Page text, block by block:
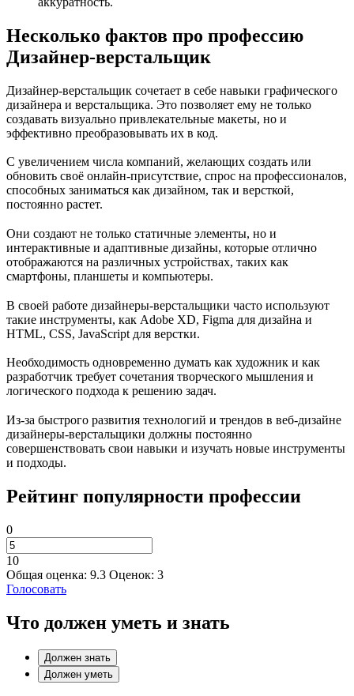
Несколько фактов про профессию
Дизайнер-верстальщик
Дизайнер-верстальщик сочетает в себе навыки графического
дизайнера и верстальщика. Это позволяет ему не только
создавать визуально привлекательные макеты, но и
эффективно преобразовывать их в код.
С увеличением числа компаний, желающих создать или
обновить своё онлайн-присутствие, спрос на профессионалов,
способных заниматься как дизайном, так и версткой,
постоянно растет.
Они создают не только статичные элементы, но и
интерактивные и адаптивные дизайны, которые отлично
отображаются на различных устройствах, таких как
смартфоны, планшеты и компьютеры.
В своей работе дизайнеры-верстальщики часто используют
такие инструменты, как Adobe XD, Figma для дизайна и
HTML, CSS, JavaScript для верстки.
Необходимость одновременно думать как художник и как
разработчик требует сочетания творческого мышления и
логического подхода к решению задач.
Из-за быстрого развития технологий и трендов в веб-дизайне
дизайнеры-верстальщики должны постоянно
совершенствовать свои навыки и изучать новые инструменты
и подходы.
Рейтинг популярности профессии
0
10
Общая оценка: 9.3 Оценок: 3
Голосовать
Что должен уметь и знать
Должен знать
Должен уметь